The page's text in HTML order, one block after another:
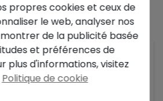
de style Ibiza à vendre à La
propres cookies et ceux de
le web, analyser nos
de la publicité basée
et préférences de
plus d'informations, visitez
Politique de cookie